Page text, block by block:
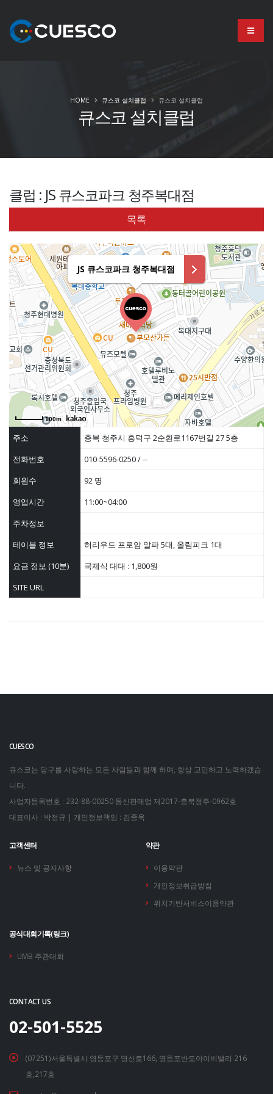
큐스코 설치클럽
HOME 큐스코 설치클럽 큐스코 설치클럽
클럽 : JS 큐스코파크 청주복대점
목록
JS 큐스코파크 청주복대점
100m
주소
충북 청주시 흥덕구 2순환로1167번길 27 5층
전화번호
010-5596-0250 / --
회원수
92 명
영업시간
11:00~04:00
주차정보
테이블 정보
허리우드 프로암 알파 5대, 올림피크 1대
요금 정보 (10분)
국제식 대대 : 1,800원
SITE URL
CUESCO
큐스코는 당구를 사랑하는 모든 사람들과 함께 하며, 항상 고민하고 노력하겠습
니다.
사업자등록번호 : 232-88-00250 통신판매업 제2017-충북청주-0962호
대표이사 : 박정규 | 개인정보책임 : 김종욱
고객센터
뉴스 및 공지사항
약관
이용약관
개인정보취급방침
위치기반서비스이용약관
공식대회기록(링크)
UMB 주관대회
CONTACT US
02-501-5525
(07251)서울특별시 영등포구 영신로166, 영등포반도아이비밸리 216
호,217호